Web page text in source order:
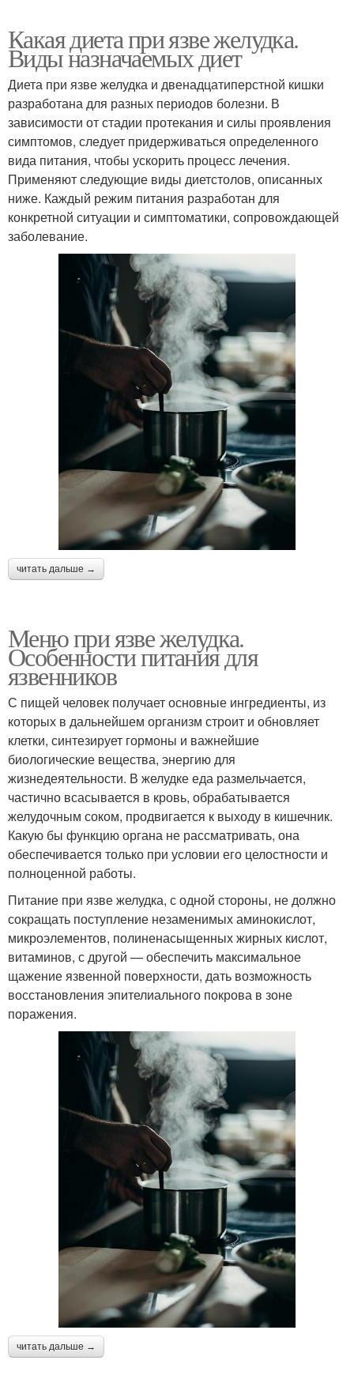
Какая диета при язве желудка.
Виды назначаемых диет
Диета при язве желудка и двенадцатиперстной кишки
разработана для разных периодов болезни. В
зависимости от стадии протекания и силы проявления
симптомов, следует придерживаться определенного
вида питания, чтобы ускорить процесс лечения.
Применяют следующие виды диетстолов, описанных
ниже. Каждый режим питания разработан для
конкретной ситуации и симптоматики, сопровождающей
заболевание.
читать дальше →
Меню при язве желудка.
Особенности питания для
язвенников
С пищей человек получает основные ингредиенты, из
которых в дальнейшем организм строит и обновляет
клетки, синтезирует гормоны и важнейшие
биологические вещества, энергию для
жизнедеятельности. В желудке еда размельчается,
частично всасывается в кровь, обрабатывается
желудочным соком, продвигается к выходу в кишечник.
Какую бы функцию органа не рассматривать, она
обеспечивается только при условии его целостности и
полноценной работы.
Питание при язве желудка, с одной стороны, не должно
сокращать поступление незаменимых аминокислот,
микроэлементов, полиненасыщенных жирных кислот,
витаминов, с другой — обеспечить максимальное
щажение язвенной поверхности, дать возможность
восстановления эпителиального покрова в зоне
поражения.
читать дальше →